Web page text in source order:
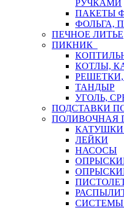
РУЧКАМИ
ПАКЕТЫ
ФОЛЬГА,
ПЕЧНОЕ ЛИТЬЕ
ПИКНИК
КОТЛЫ,
ТАНДЫР
УГОЛЬ,
ПОДСТАВКИ
ПОЛИВОЧНАЯ
ЛЕЙКИ
НАСОСЫ
СИСТЕМЫ